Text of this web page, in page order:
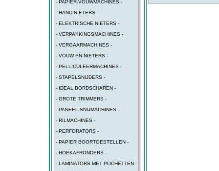
- PAPIER-VOUWMACHINES -
- HAND NIETERS -
- ELEKTRISCHE NIETERS -
- VERPAKKINGSMACHINES -
- VERGAARMACHINES -
- VOUW EN NIETERS -
- PELLICULEERMACHINES -
- STAPELSNIJDERS -
- IDEAL BORDSCHAREN -
- GROTE TRIMMERS -
- PANEEL-SNIJMACHINES -
- RILMACHINES -
- PERFORATORS -
- PAPIER BOORTOESTELLEN -
- HOEKAFRONDERS -
- LAMINATORS MET POCHETTEN -